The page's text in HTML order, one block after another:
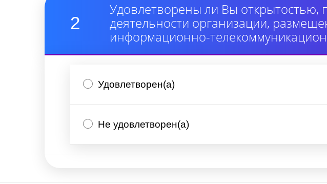
2
Удовлетворены ли Вы открытостью,
деятельности организации,
информационно-
Удовлетворен(а)
Не удовлетворен(а)